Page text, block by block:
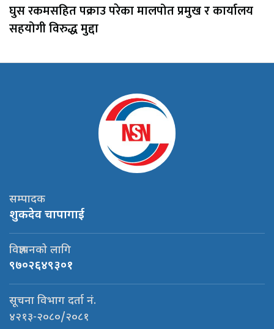
घुस रकमसहित पक्राउ परेका मालपोत प्रमुख र कार्यालय
सहयोगी विरुद्ध मुद्दा
सम्पादक
शुकदेव चापागाई
विज्ञापनको लागि
९७०२६४९३०१
सूचना विभाग दर्ता नं.
४२१३-२०८०/२०८१